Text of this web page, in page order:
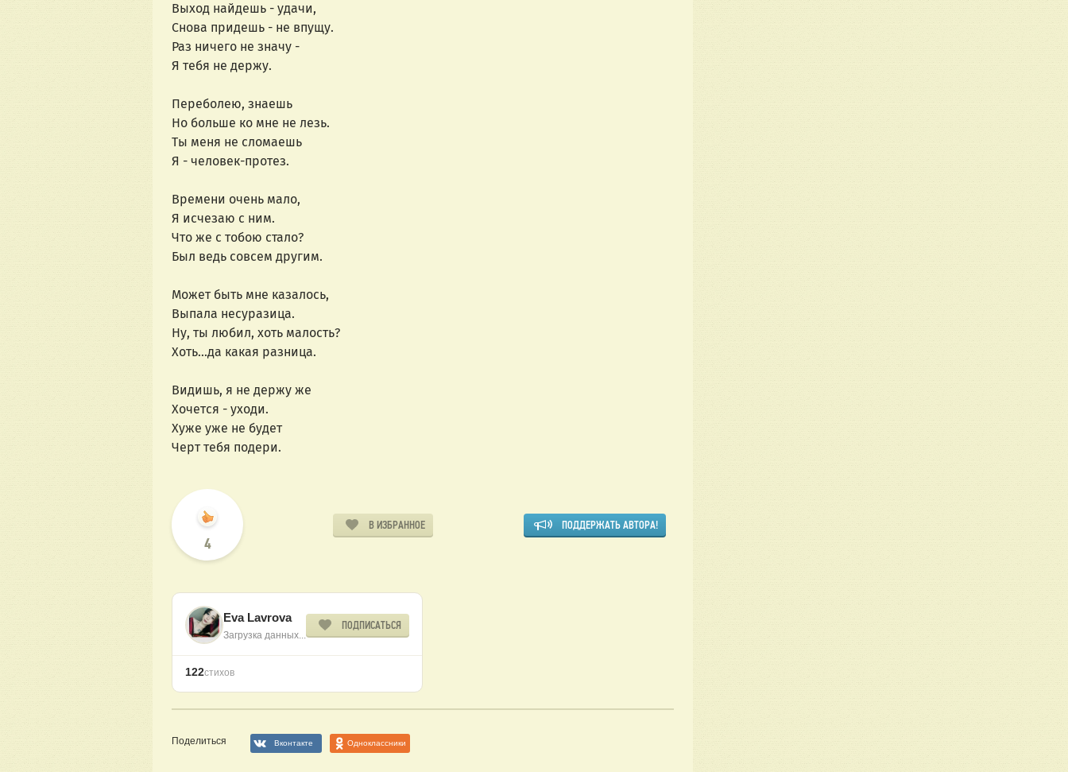
Выход найдешь - удачи,
Снова придешь - не впущу.
Раз ничего не значу -
Я тебя не держу.
Переболею, знаешь
Но больше ко мне не лезь.
Ты меня не сломаешь
Я - человек-протез.
Времени очень мало,
Я исчезаю с ним.
Что же с тобою стало?
Был ведь совсем другим.
Может быть мне казалось,
Выпала несуразица.
Ну, ты любил, хоть малость?
Хоть...да какая разница.
Видишь, я не держу же
Хочется - уходи.
Хуже уже не будет
Черт тебя подери.
4
В ИЗБРАННОЕ ПОДДЕРЖАТЬ АВТОРА!
Eva Lavrova
Загрузка данных...
ПОДПИСАТЬСЯ
122стихов
Поделиться Вконтакте Одноклассники